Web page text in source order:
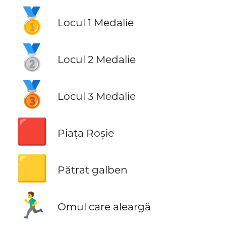
🥇 Locul 1 Medalie
🥈 Locul 2 Medalie
🥉 Locul 3 Medalie
🟥 Piața Roșie
🟨 Pătrat galben
🏃‍♂️ Omul care aleargă